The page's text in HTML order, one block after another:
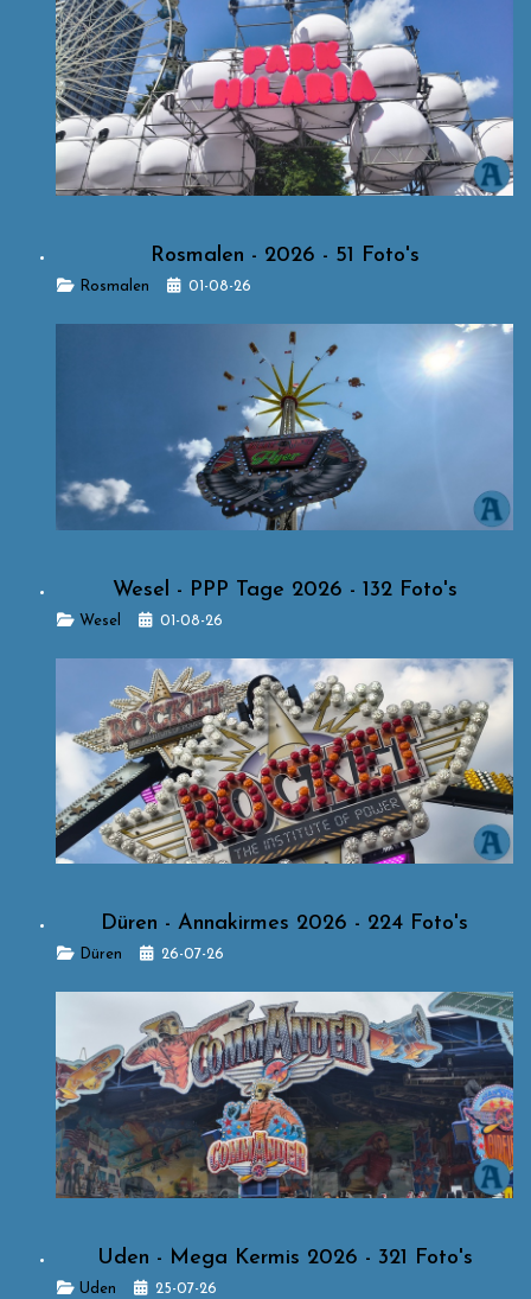
Rosmalen - 2026 - 51 Foto's
DetailsRosmalen 01-08-26
Wesel - PPP Tage 2026 - 132 Foto's
Details
Wesel 01-08-26
Düren - Annakirmes 2026 - 224 Foto's
Details
Düren 26-07-26
Uden - Mega Kermis 2026 - 321 Foto's
Details
Uden 25-07-26